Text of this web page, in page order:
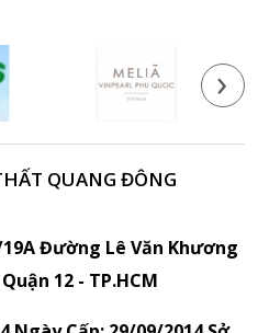
›
QUANG ĐÔNG
Đường Lê Văn Khương
12 - TP.HCM